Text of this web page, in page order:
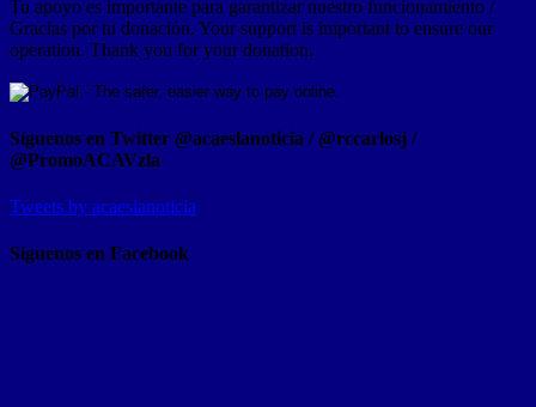
Tu apoyo es importante para garantizar nuestro funcionamiento /
Gracias por tu donación. Your support is important to ensure our
operation. Thank you for your donation.
Síguenos en Twitter @acaeslanoticia / @rccarlosj /
@PromoACAVzla
Tweets by acaeslanoticia
Siguenos en Facebook